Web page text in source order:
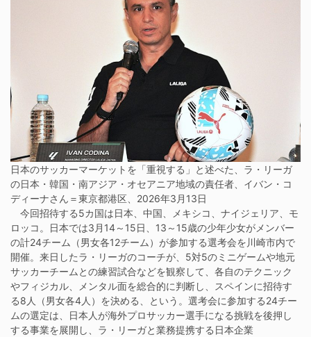
日本のサッカーマーケットを「重視する」と述べた、ラ・リーガ
の日本・韓国・南アジア・オセアニア地域の責任者、イバン・コ
ディーナさん＝東京都港区、2026年3月13日
今回招待する5カ国は日本、中国、メキシコ、ナイジェリア、モ
ロッコ。日本では3月14～15日、13～15歳の少年少女がメンバー
の計24チーム（男女各12チーム）が参加する選考会を川崎市内で
開催。来日したラ・リーガのコーチが、5対5のミニゲームや地元
サッカーチームとの練習試合などを観察して、各自のテクニック
やフィジカル、メンタル面を総合的に判断し、スペインに招待す
る8人（男女各4人）を決める、という。選考会に参加する24チー
ムの選定は、日本人が海外プロサッカー選手になる挑戦を後押し
する事業を展開し、ラ・リーガと業務提携する日本企業